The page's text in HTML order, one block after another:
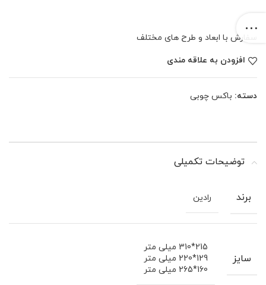
سفارش با ابعاد و طرح های مختلف
افزودن به علاقه مندی
دسته: باکس چوبی
توضیحات تکمیلی
برند رادین
سایز
215*310 میلی متر
129*220 میلی متر
160*265 میلی متر